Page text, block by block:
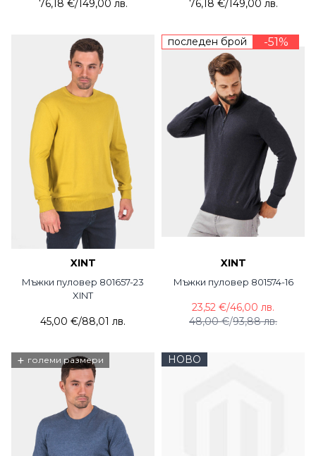
76,18 €/149,00 лв. 76,18 €/149,00 лв.
XINT
Мъжки пуловер 801657-23
XINT
45,00 €/88,01 лв.
последен брой -51%
XINT
Мъжки пуловер 801574-16
48,00 €/93,88 лв.
23,52 €/46,00 лв.
+ големи размери НОВО